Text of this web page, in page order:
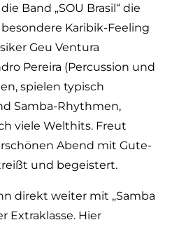
Band „SOU Brasil“ die
Karibik-Feeling
Geu Ventura
Pereira (Percussion und
spielen typisch
Samba-Rhythmen,
viele Welthits. Freut
Abend mit Gute-
und begeistert.
direkt weiter mit „Samba
Extraklasse. Hier